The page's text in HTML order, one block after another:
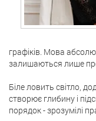
графіків. Мова
залишаються лише
Біле ловить світло,
створює глибину і
порядок - зрозумілі